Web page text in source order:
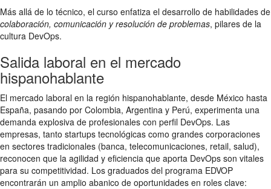
Más allá de lo técnico, el curso enfatiza el desarrollo de habilidades de
colaboración, comunicación y resolución de problemas, pilares de la
cultura DevOps.
Salida laboral en el mercado
hispanohablante
El mercado laboral en la región hispanohablante, desde México hasta
España, pasando por Colombia, Argentina y Perú, experimenta una
demanda explosiva de profesionales con perfil DevOps. Las
empresas, tanto startups tecnológicas como grandes corporaciones
en sectores tradicionales (banca, telecomunicaciones, retail, salud),
reconocen que la agilidad y eficiencia que aporta DevOps son vitales
para su competitividad. Los graduados del programa EDVOP
encontrarán un amplio abanico de oportunidades en roles clave: